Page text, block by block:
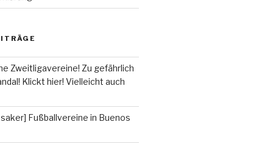
Zweitligavereine! Zu gefährlich
Klickt hier! Vielleicht auch
Fußballvereine in Buenos